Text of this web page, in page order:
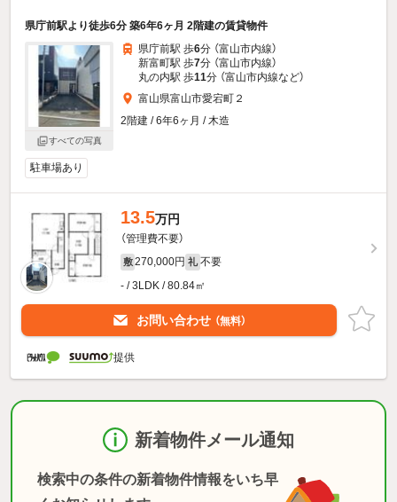
県庁前駅より徒歩6分 築6年6ヶ月 2階建の賃貸物件
すべての写真
県庁前駅 歩6分 （富山市内線）
新富町駅 歩7分 （富山市内線）
丸の内駅 歩11分 （富山市内線など）
富山県富山市愛宕町２
2階建 / 6年6ヶ月 / 木造
駐車場あり
13.5万円
（管理費不要）
敷 270,000円 礼 不要
- / 3LDK / 80.84㎡
お問い合わせ （無料）
提供
新着物件メール通知
検索中の条件の新着物件情報をいち早